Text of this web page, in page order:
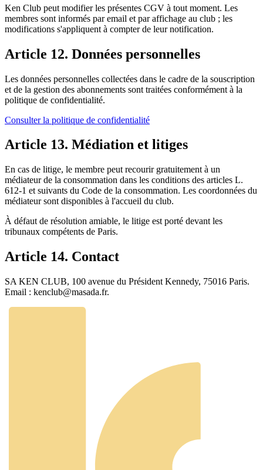
Ken Club peut modifier les présentes CGV à tout moment. Les
membres sont informés par email et par affichage au club ; les
modifications s'appliquent à compter de leur notification.
Article 12. Données personnelles
Les données personnelles collectées dans le cadre de la souscription
et de la gestion des abonnements sont traitées conformément à la
politique de confidentialité.
Consulter la politique de confidentialité
Article 13. Médiation et litiges
En cas de litige, le membre peut recourir gratuitement à un
médiateur de la consommation dans les conditions des articles L.
612-1 et suivants du Code de la consommation. Les coordonnées du
médiateur sont disponibles à l'accueil du club.
À défaut de résolution amiable, le litige est porté devant les
tribunaux compétents de Paris.
Article 14. Contact
SA KEN CLUB, 100 avenue du Président Kennedy, 75016 Paris.
Email : kenclub@masada.fr.